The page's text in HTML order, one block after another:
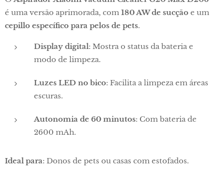
é uma versão aprimorada, com 180 AW de sucção e um
cepillo específico para pelos de pets.
Display digital: Mostra o status da bateria e
modo de limpeza.
Luzes LED no bico: Facilita a limpeza em áreas
escuras.
Autonomia de 60 minutos: Com bateria de
2600 mAh.
Ideal para: Donos de pets ou casas com estofados.